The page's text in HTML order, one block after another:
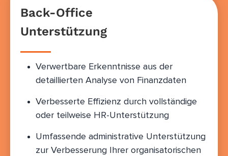
Back-Office
Unterstützung
Verwertbare Erkenntnisse aus der
detaillierten Analyse von Finanzdaten
Verbesserte Effizienz durch vollständige
oder teilweise HR-Unterstützung
Umfassende administrative Unterstützung
zur Verbesserung Ihrer organisatorischen